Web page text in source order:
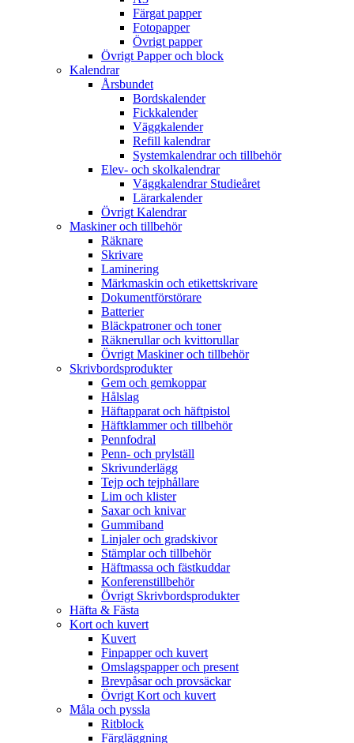
Färgat papper
Fotopapper
Övrigt papper
Övrigt Papper och block
Kalendrar
Årsbundet
Bordskalender
Fickkalender
Väggkalender
Refill kalendrar
Systemkalendrar och tillbehör
Elev- och skolkalendrar
Väggkalendrar Studieåret
Lärarkalender
Övrigt Kalendrar
Maskiner och tillbehör
Räknare
Skrivare
Laminering
Märkmaskin och etikettskrivare
Dokumentförstörare
Batterier
Bläckpatroner och toner
Räknerullar och kvittorullar
Övrigt Maskiner och tillbehör
Skrivbordsprodukter
Gem och gemkoppar
Hålslag
Häftapparat och häftpistol
Häftklammer och tillbehör
Pennfodral
Penn- och prylställ
Skrivunderlägg
Tejp och tejphållare
Lim och klister
Saxar och knivar
Gummiband
Linjaler och gradskivor
Stämplar och tillbehör
Häftmassa och fästkuddar
Konferenstillbehör
Övrigt Skrivbordsprodukter
Häfta & Fästa
Kort och kuvert
Kuvert
Finpapper och kuvert
Omslagspapper och present
Brevpåsar och provsäckar
Övrigt Kort och kuvert
Måla och pyssla
Ritblock
Färgläggning